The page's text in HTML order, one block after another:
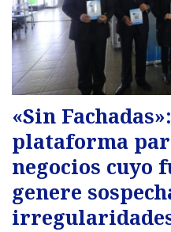
«Sin
plataforma
negocios cuyo
genere